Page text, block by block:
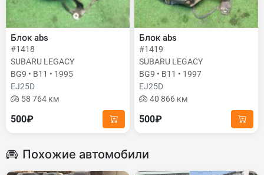
Блок abs
#1418
SUBARU LEGACY
BG9 • B11 • 1995
EJ25D
58 764 км
500₽
Блок abs
#1419
SUBARU LEGACY
BG9 • B11 • 1997
EJ25D
40 866 км
500₽
Похожие автомобили